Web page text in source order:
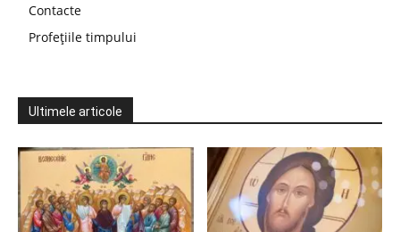
Contacte
Profețiile timpului
Ultimele articole